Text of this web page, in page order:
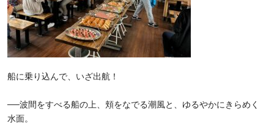
船に乗り込んで、いざ出航！
──波間をすべる船の上、頬をなでる潮風と、ゆるやかにきらめく
水面。